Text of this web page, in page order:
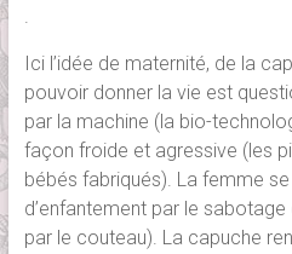
.
Ici l’idée de maternité, de la
pouvoir donner la vie est
par la machine (la bio-
façon froide et agressive (les
bébés fabriqués). La femme
d’enfantement par le
par le couteau). La capuche